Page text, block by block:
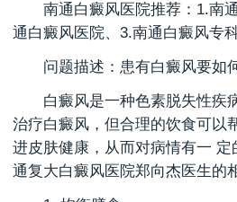
南通白癜风医院推荐：1.南
通白癜风医院、3.南通白癜风专
问题描述：患有白癜风要如
白癜风是一种色素脱失性疾
治疗白癜风，但合理的饮食可以
进皮肤健康，从而对病情有一
通复大白癜风医院郑向杰医生的